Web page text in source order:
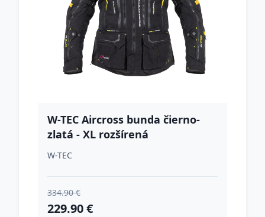
W-TEC Aircross bunda čierno-
zlatá - XL rozšírená
W-TEC
334.90 €
229.90 €